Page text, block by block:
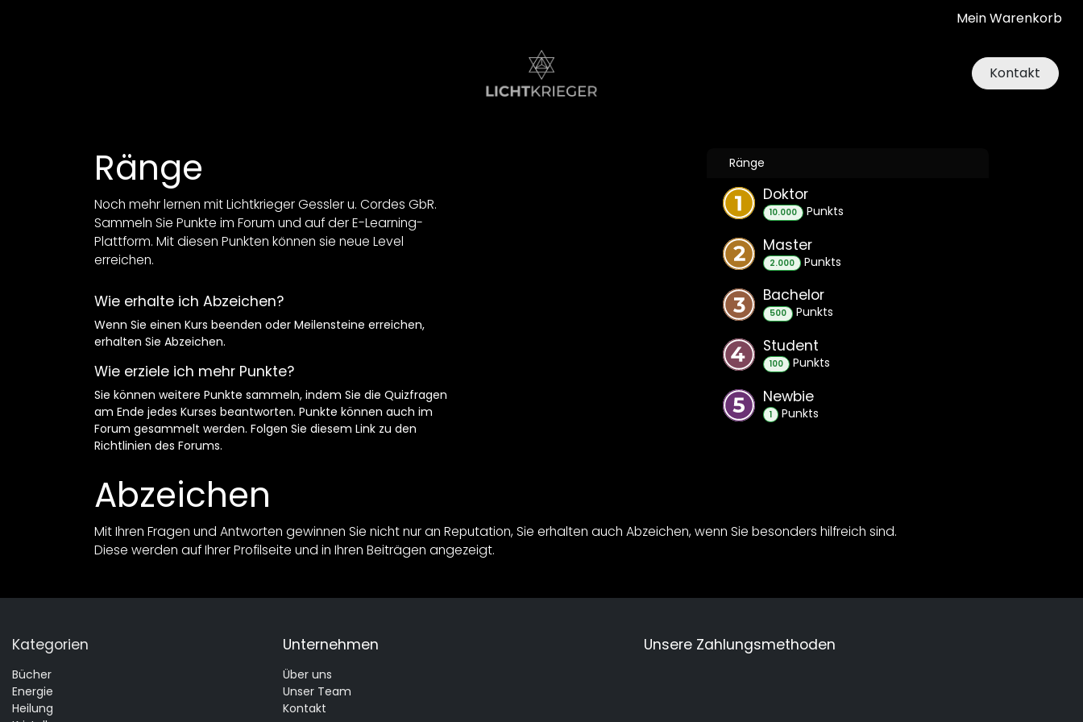
Mein Warenkorb
Kontakt
Ränge
Noch mehr lernen mit Lichtkrieger Gessler u. Cordes GbR.
Sammeln Sie Punkte im Forum und auf der E-Learning-
Plattform. Mit diesen Punkten können sie neue Level
erreichen.
Wie erhalte ich Abzeichen?
Wenn Sie einen Kurs beenden oder Meilensteine erreichen,
erhalten Sie Abzeichen.
Wie erziele ich mehr Punkte?
Sie können weitere Punkte sammeln, indem Sie die Quizfragen
am Ende jedes Kurses beantworten. Punkte können auch im
Forum gesammelt werden. Folgen Sie diesem Link zu den
Richtlinien des Forums.
Ränge
Doktor
10.000 Punkts
Master
2.000 Punkts
Bachelor
500 Punkts
Student
100 Punkts
Newbie
1 Punkts
Abzeichen
Mit Ihren Fragen und Antworten gewinnen Sie nicht nur an Reputation, Sie erhalten auch Abzeichen, wenn Sie besonders hilfreich sind.
Diese werden auf Ihrer Profilseite und in Ihren Beiträgen angezeigt.
Kategorien
Bücher
Energie
Heilung
Unternehmen
Über uns
Unser Team
Kontakt
Unsere Zahlungsmethoden